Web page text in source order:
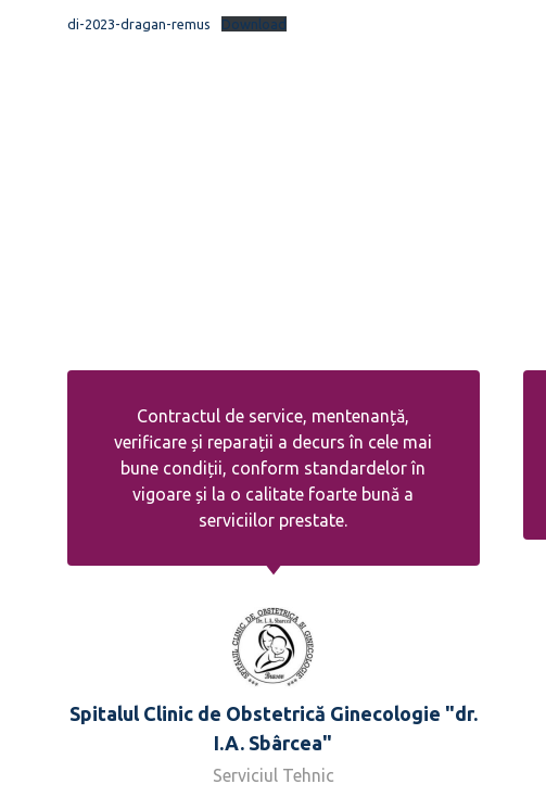
di-2023-dragan-remus Download
Contractul de service, mentenanță,
verificare și reparații a decurs în cele mai
bune condiții, conform standardelor în
vigoare și la o calitate foarte bună a
serviciilor prestate.
Spitalul Clinic de Obstetrică Ginecologie "dr.
I.A. Sbârcea"
Serviciul Tehnic